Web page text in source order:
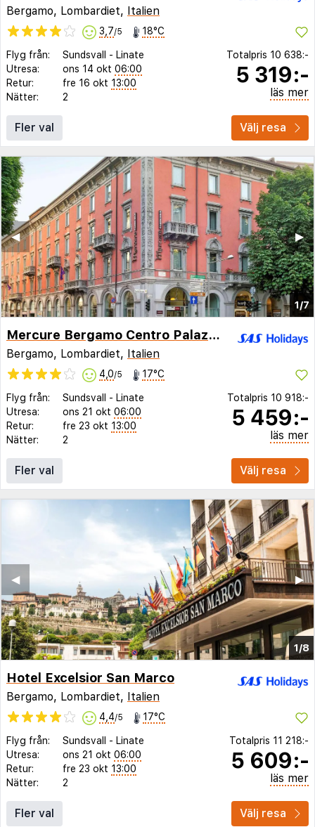
Bergamo, Lombardiet, Italien
3,7/5 18°C
Flyg från: Sundsvall - Linate
Utresa:
ons 14 okt 06:00
Retur:
fre 16 okt 13:00
Nätter:
2
Totalpris 10 638:-
5 319:-
läs mer
Fler val Välj resa
1/7
▶︎
◀︎
Mercure Bergamo Centro Palazzo Dolci
Bergamo, Lombardiet, Italien
4,0/5 17°C
Flyg från: Sundsvall - Linate
Utresa:
ons 21 okt 06:00
Retur:
fre 23 okt 13:00
Nätter:
2
Totalpris 10 918:-
5 459:-
läs mer
Fler val Välj resa
1/8
▶︎
◀︎
Hotel Excelsior San Marco
Bergamo, Lombardiet, Italien
4,4/5 17°C
Flyg från: Sundsvall - Linate
Utresa:
ons 21 okt 06:00
Retur:
fre 23 okt 13:00
Nätter:
2
Totalpris 11 218:-
5 609:-
läs mer
Fler val Välj resa